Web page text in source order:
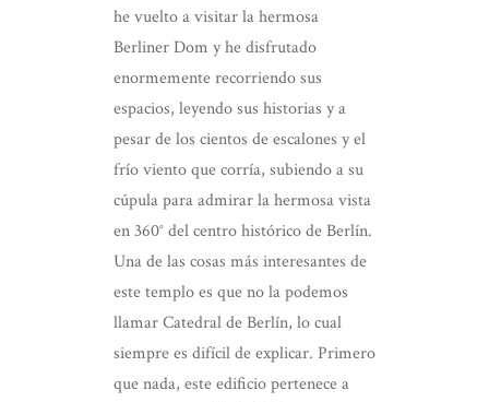
he vuelto a visitar la hermosa
Berliner Dom y he disfrutado
enormemente recorriendo sus
espacios, leyendo sus historias y a
pesar de los cientos de escalones y el
frío viento que corría, subiendo a su
cúpula para admirar la hermosa vista
en 360° del centro histórico de Berlín.
Una de las cosas más interesantes de
este templo es que no la podemos
llamar Catedral de Berlín, lo cual
siempre es difícil de explicar. Primero
que nada, este edificio pertenece a